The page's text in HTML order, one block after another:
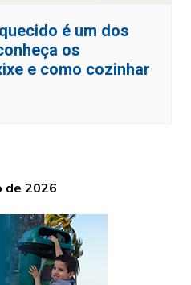
é um dos
os
e como cozinhar
de 2026